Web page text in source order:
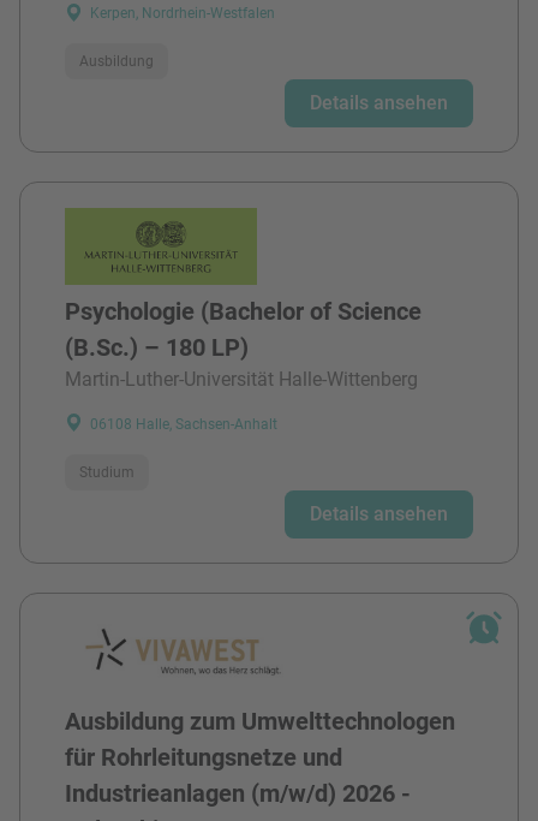
Kerpen, Nordrhein-Westfalen
Ausbildung
Details ansehen
Psychologie (Bachelor of Science
(B.Sc.) – 180 LP)
Martin-Luther-Universität Halle-Wittenberg
06108 Halle, Sachsen-Anhalt
Studium
Details ansehen
Ausbildung zum Umwelttechnologen
für Rohrleitungsnetze und
Industrieanlagen (m/w/d) 2026 -